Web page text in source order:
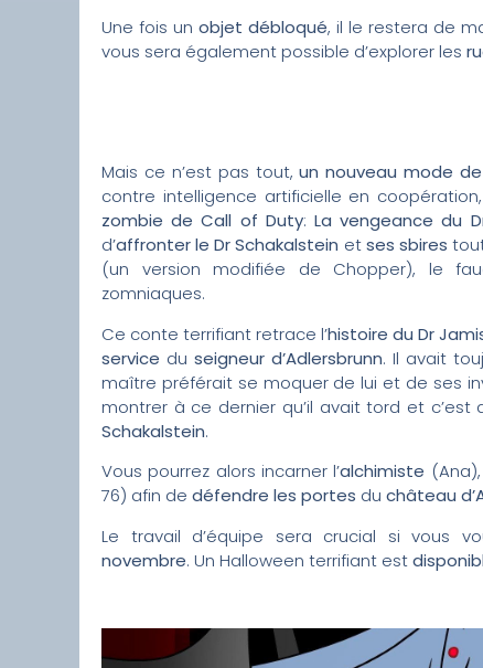
Une fois un objet débloqué, il le restera de
vous sera également possible d’explorer les
Mais ce n’est pas tout,un nouveau mode
contre intelligence artificielle en
zombie de Call of Duty: La vengeance du
d’affronter le Dr Schakalstein etses sbires
(un version modifiée de Chopper), le
zomniaques.
Ce conte terrifiant retrace l’histoire du Dr
service duseigneur d’Adlersbrunn. Il avait
maître préférait se moquer de lui et de ses
montrer à ce dernier qu’il avait tord et c’est
Schakalstein.
Vous pourrez alors incarner l’alchimiste (Ana),
76) afin de défendre les portes du château
Le travail d’équipe sera crucial si vous
novembre. Un Halloween terrifiant est